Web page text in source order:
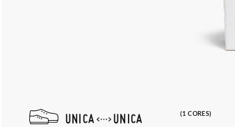
(1 CORES)
UNICA
UNICA